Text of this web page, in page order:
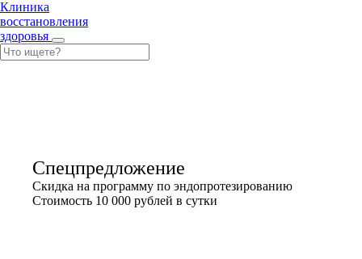
Клиника
восстановления
здоровья
Спецпредложение
Скидка на программу по эндопротезированию
Стоимость 10 000 рублей в сутки
Контролирующие органы